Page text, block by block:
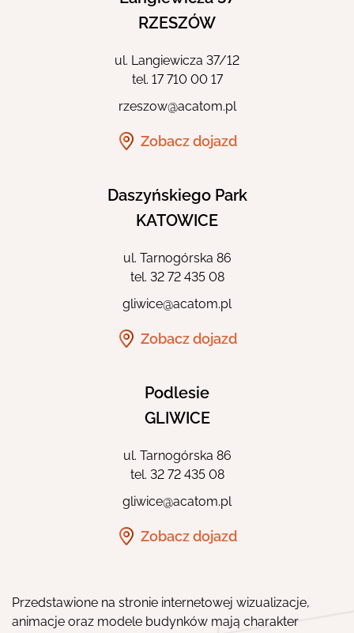
RZESZÓW
ul. Langiewicza 37/12
tel. 17 710 00 17
rzeszow@acatom.pl
Zobacz dojazd
Daszyńskiego Park
KATOWICE
ul. Tarnogórska 86
tel. 32 72 435 08
gliwice@acatom.pl
Zobacz dojazd
Podlesie
GLIWICE
ul. Tarnogórska 86
tel. 32 72 435 08
gliwice@acatom.pl
Zobacz dojazd
Przedstawione na stronie internetowej wizualizacje,
animacje oraz modele budynków mają charakter